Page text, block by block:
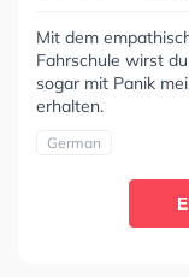
Mit dem
Fahrschule wirst
sogar mit Panik
erhalten.
German